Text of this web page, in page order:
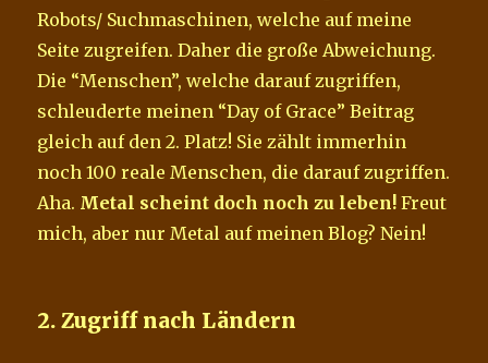
Robots/ Suchmaschinen, welche auf meine
Seite zugreifen. Daher die große Abweichung.
Die “Menschen”, welche darauf zugriffen,
schleuderte meinen “Day of Grace” Beitrag
gleich auf den 2. Platz! Sie zählt immerhin
noch 100 reale Menschen, die darauf zugriffen.
Aha. Metal scheint doch noch zu leben! Freut
mich, aber nur Metal auf meinen Blog? Nein!
2. Zugriff nach Ländern